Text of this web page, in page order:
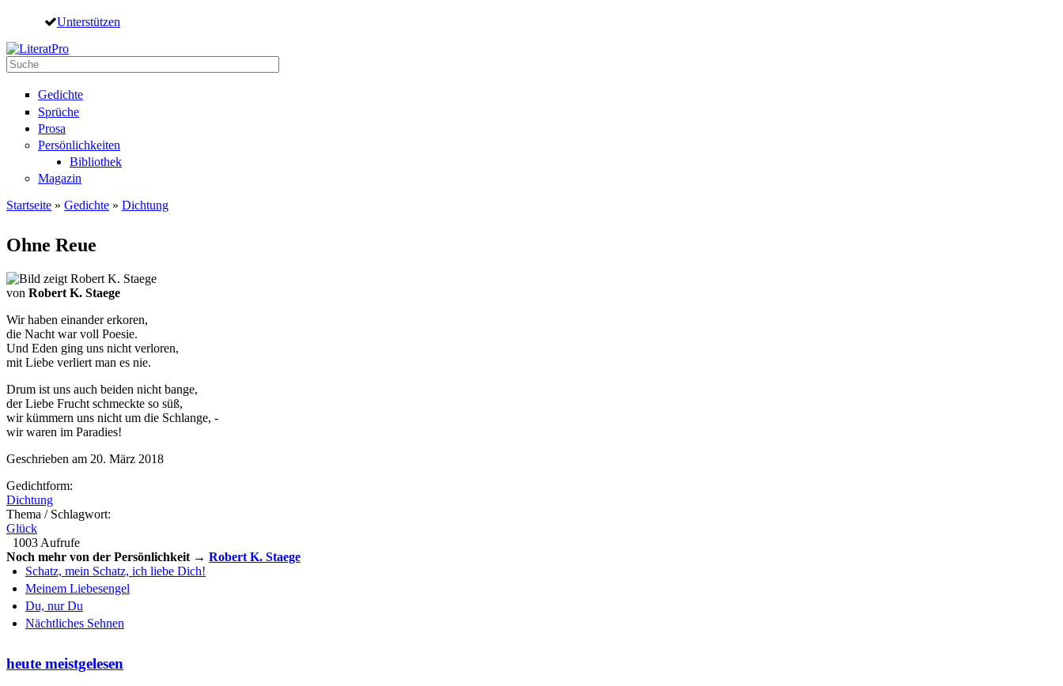
Direkt zum Inhalt
Unterstützen
Suche
Gedichte
Sprüche
Prosa
Persönlichkeiten
Bibliothek
Magazin
Startseite » Gedichte » Dichtung
Ohne Reue
von Robert K. Staege
Wir haben einander erkoren,
die Nacht war voll Poesie.
Und Eden ging uns nicht verloren,
mit Liebe verliert man es nie.
Drum ist uns auch beiden nicht bange,
der Liebe Frucht schmeckte so süß,
wir kümmern uns nicht um die Schlange, -
wir waren im Paradies!
Geschrieben am 20. März 2018
Gedichtform:
Dichtung
Thema / Schlagwort:
Glück
1003 Aufrufe
Noch mehr von der Persönlichkeit → Robert K. Staege
Schatz, mein Schatz, ich liebe Dich!
Meinem Liebesengel
Du, nur Du
Nächtliches Sehnen
heute meistgelesen